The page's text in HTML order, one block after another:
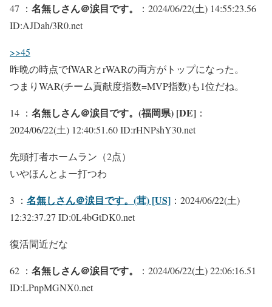
47 ： 名無しさん＠涙目です。
：2024/06/22(土) 14:55:23.56
ID:AJDah/3R0.net
>>45
昨晩の時点でfWARとrWARの両方がトップになった。
つまりWAR(チーム貢献度指数=MVP指数)も1位だね。
14 ： 名無しさん＠涙目です。(福岡県) [DE] ：
2024/06/22(土) 12:40:51.60 ID:rHNPshY30.net
先頭打者ホームラン（2点）
いやほんとよー打つわ
3 ： 名無しさん＠涙目です。(茸) [US] ：2024/06/22(土)
12:32:37.27 ID:0L4bGtDK0.net
復活間近だな
62 ： 名無しさん＠涙目です。
：2024/06/22(土) 22:06:16.51
ID:LPnpMGNX0.net